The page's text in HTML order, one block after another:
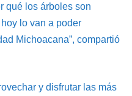
qué los árboles son
lo van a poder
Michoacana”, compartió
y disfrutar las más